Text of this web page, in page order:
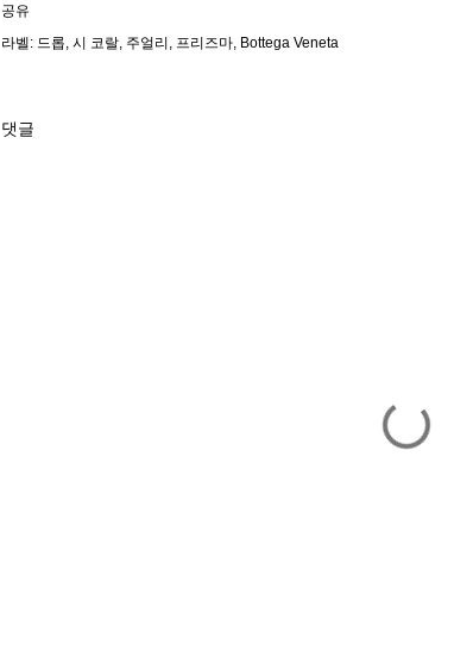
공유
라벨: 드롭 시 코랄 주얼리 프리즈마 Bottega Veneta
댓글